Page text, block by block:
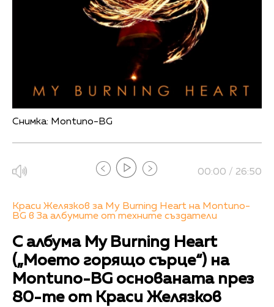
Снимка: Montuno-BG
00:00 / 26:50
Краси Желязков за My Burning Heart на Montuno-
BG в За албумите от техните създатели
С албума My Burning Heart
(„Моето горящо сърце“) на
Montuno-BG основаната през
80-те от Краси Желязков